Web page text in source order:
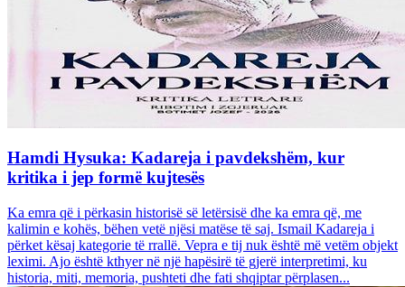
Hamdi Hysuka: Kadareja i pavdekshëm, kur
kritika i jep formë kujtesës
Ka emra që i përkasin historisë së letërsisë dhe ka emra që, me
kalimin e kohës, bëhen vetë njësi matëse të saj. Ismail Kadareja i
përket kësaj kategorie të rrallë. Vepra e tij nuk është më vetëm objekt
leximi. Ajo është kthyer në një hapësirë të gjerë interpretimi, ku
historia, miti, memoria, pushteti dhe fati shqiptar përplasen...